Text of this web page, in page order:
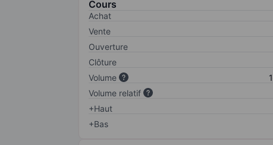
Cours
Achat
Vente
Ouverture
Clôture
Volume
Volume relatif
+Haut
+Bas